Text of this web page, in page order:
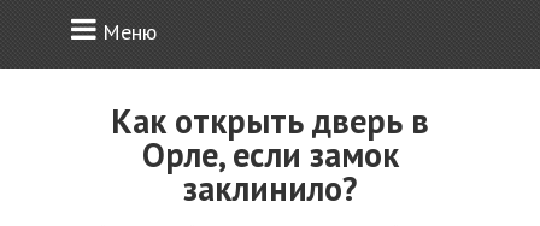
Меню
Как открыть дверь в
Орле, если замок
заклинило?